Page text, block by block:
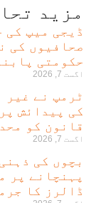
مزید
ڈیجی میپ کی
صحافیوں کی
حکومتی
اگست 7, 2026
ٹرمپ نے غیر
کی پیدائش
قانون کو
اگست 7, 2026
بچوں کی
ڈالرز کا